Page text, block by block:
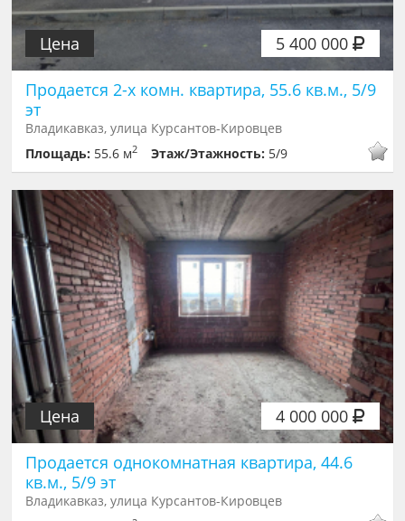
5 400 000
Цена
Продается 2-х комн. квартира, 55.6 кв.м., 5/9
эт
Владикавказ, улица Курсантов-Кировцев
Площадь: 55.6 м2 Этаж/Этажность: 5/9
4 000 000
Цена
Продается однокомнатная квартира, 44.6
кв.м., 5/9 эт
Владикавказ, улица Курсантов-Кировцев